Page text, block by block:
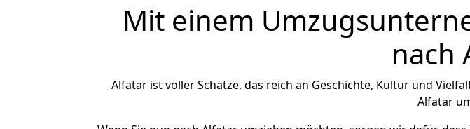
Mit einem
nach
Alfatar ist voller Schätze, das reich an Geschichte, Kultur und
Alfatar